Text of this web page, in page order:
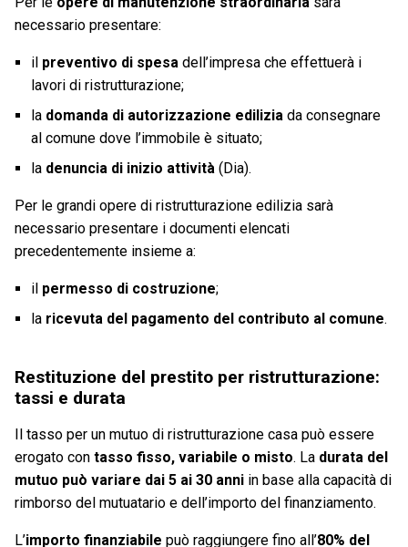
necessario presentare:
il preventivo di spesadell’impresa che effettuerà i
lavori di ristrutturazione;
la domanda di autorizzazione ediliziada consegnare
al comune dove l’immobile è situato;
la denuncia di inizio attività(Dia).
Per le grandi opere di ristrutturazione edilizia sarà
necessario presentare i documenti elencati
precedentemente insieme a:
il permesso di costruzione;
la ricevuta del pagamento del contributo al comune.
Restituzione del prestito per ristrutturazione:
tassi e durata
Il tasso per un mutuo di ristrutturazione casa può essere
erogato con tasso fisso, variabile o misto. La durata del
mutuo può variare dai 5 ai 30 anni in base alla capacità di
rimborso del mutuatario e dell’importo del finanziamento.
L’importo finanziabile può raggiungere fino all’80% del